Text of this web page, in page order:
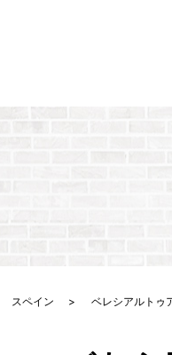
スペイン ベレシアルトゥ